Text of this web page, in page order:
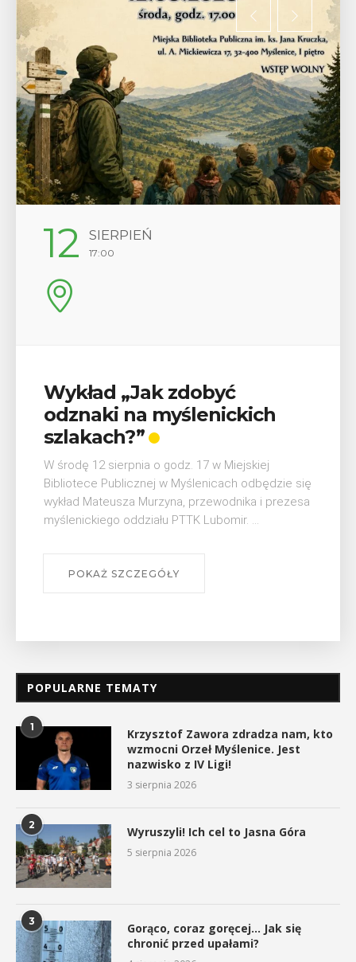
12 SIERPIEŃ
17:00
Wykład „Jak zdobyć
odznaki na myślenickich
szlakach?”
W środę 12 sierpnia o godz. 17 w Miejskiej
Bibliotece Publicznej w Myślenicach odbędzie się
wykład Mateusza Murzyna, przewodnika i prezesa
myślenickiego oddziału PTTK Lubomir. ...
POKAŻ SZCZEGÓŁY
POPULARNE TEMATY
1
Krzysztof Zawora zdradza nam, kto
wzmocni Orzeł Myślenice. Jest
nazwisko z IV Ligi!
3 sierpnia 2026
2 Wyruszyli! Ich cel to Jasna Góra
5 sierpnia 2026
3
Gorąco, coraz goręcej… Jak się
chronić przed upałami?